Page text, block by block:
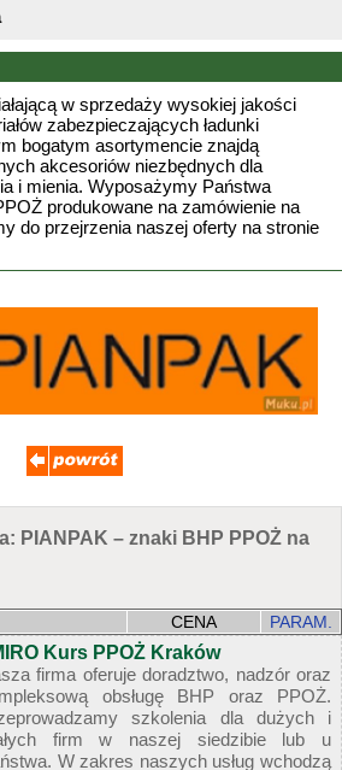
w sprzedaży wysokiej jakości
zabezpieczających ładunki
bogatym asortymencie znajdą
akcesoriów niezbędnych dla
i mienia. Wyposażymy Państwa
produkowane na zamówienie na
do przejrzenia naszej oferty na stronie
PIANPAK – znaki BHP PPOŻ na
CENA PARAM.
Kurs PPOŻ Kraków
firma oferuje doradztwo, nadzór oraz
obsługę BHP oraz PPOŻ.
szkolenia dla dużych i
firm w naszej siedzibie lub u
W zakres naszych usług wchodzą